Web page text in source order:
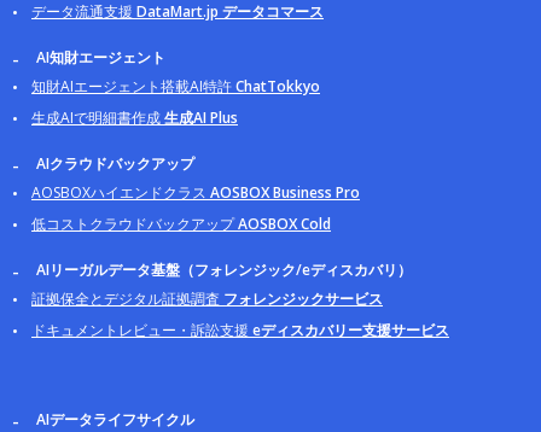
データ流通支援DataMart.jp データコマース
AI知財エージェント
知財AIエージェント搭載AI特許ChatTokkyo
生成AIで明細書作成生成AI Plus
AIクラウドバックアップ
AOSBOXハイエンドクラス AOSBOX Business Pro
低コストクラウドバックアップAOSBOX Cold
AIリーガルデータ基盤（フォレンジック/eディスカバリ）
証拠保全とデジタル証拠調査 フォレンジックサービス
ドキュメントレビュー・訴訟支援eディスカバリー支援サービス
AIデータライフサイクル